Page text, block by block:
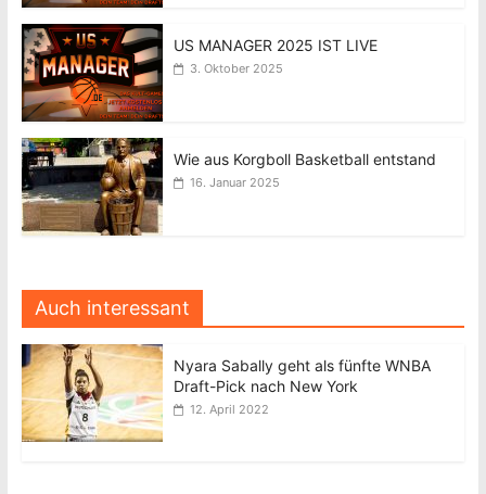
US MANAGER 2025 IST LIVE
3. Oktober 2025
Wie aus Korgboll Basketball entstand
16. Januar 2025
Auch interessant
Nyara Sabally geht als fünfte WNBA
Draft-Pick nach New York
12. April 2022